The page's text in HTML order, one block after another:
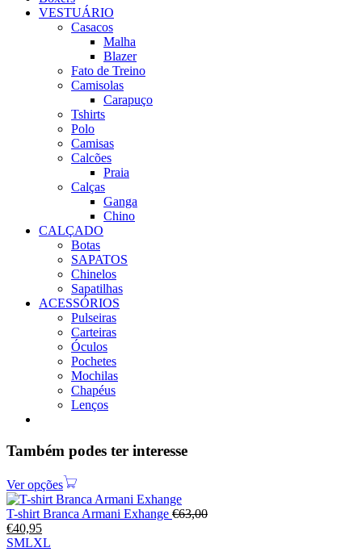
VESTUÁRIO
Casacos
Malha
Blazer
Fato de Treino
Camisolas
Carapuço
Tshirts
Polo
Camisas
Calcões
Praia
Calças
Ganga
Chino
CALÇADO
Botas
SAPATOS
Chinelos
Sapatilhas
ACESSÓRIOS
Pulseiras
Carteiras
Óculos
Pochetes
Mochilas
Chapéus
Lenços
Também podes ter interesse
Ver opções
T-shirt Branca Armani Exhange €63,00
€40,95
SMLXL